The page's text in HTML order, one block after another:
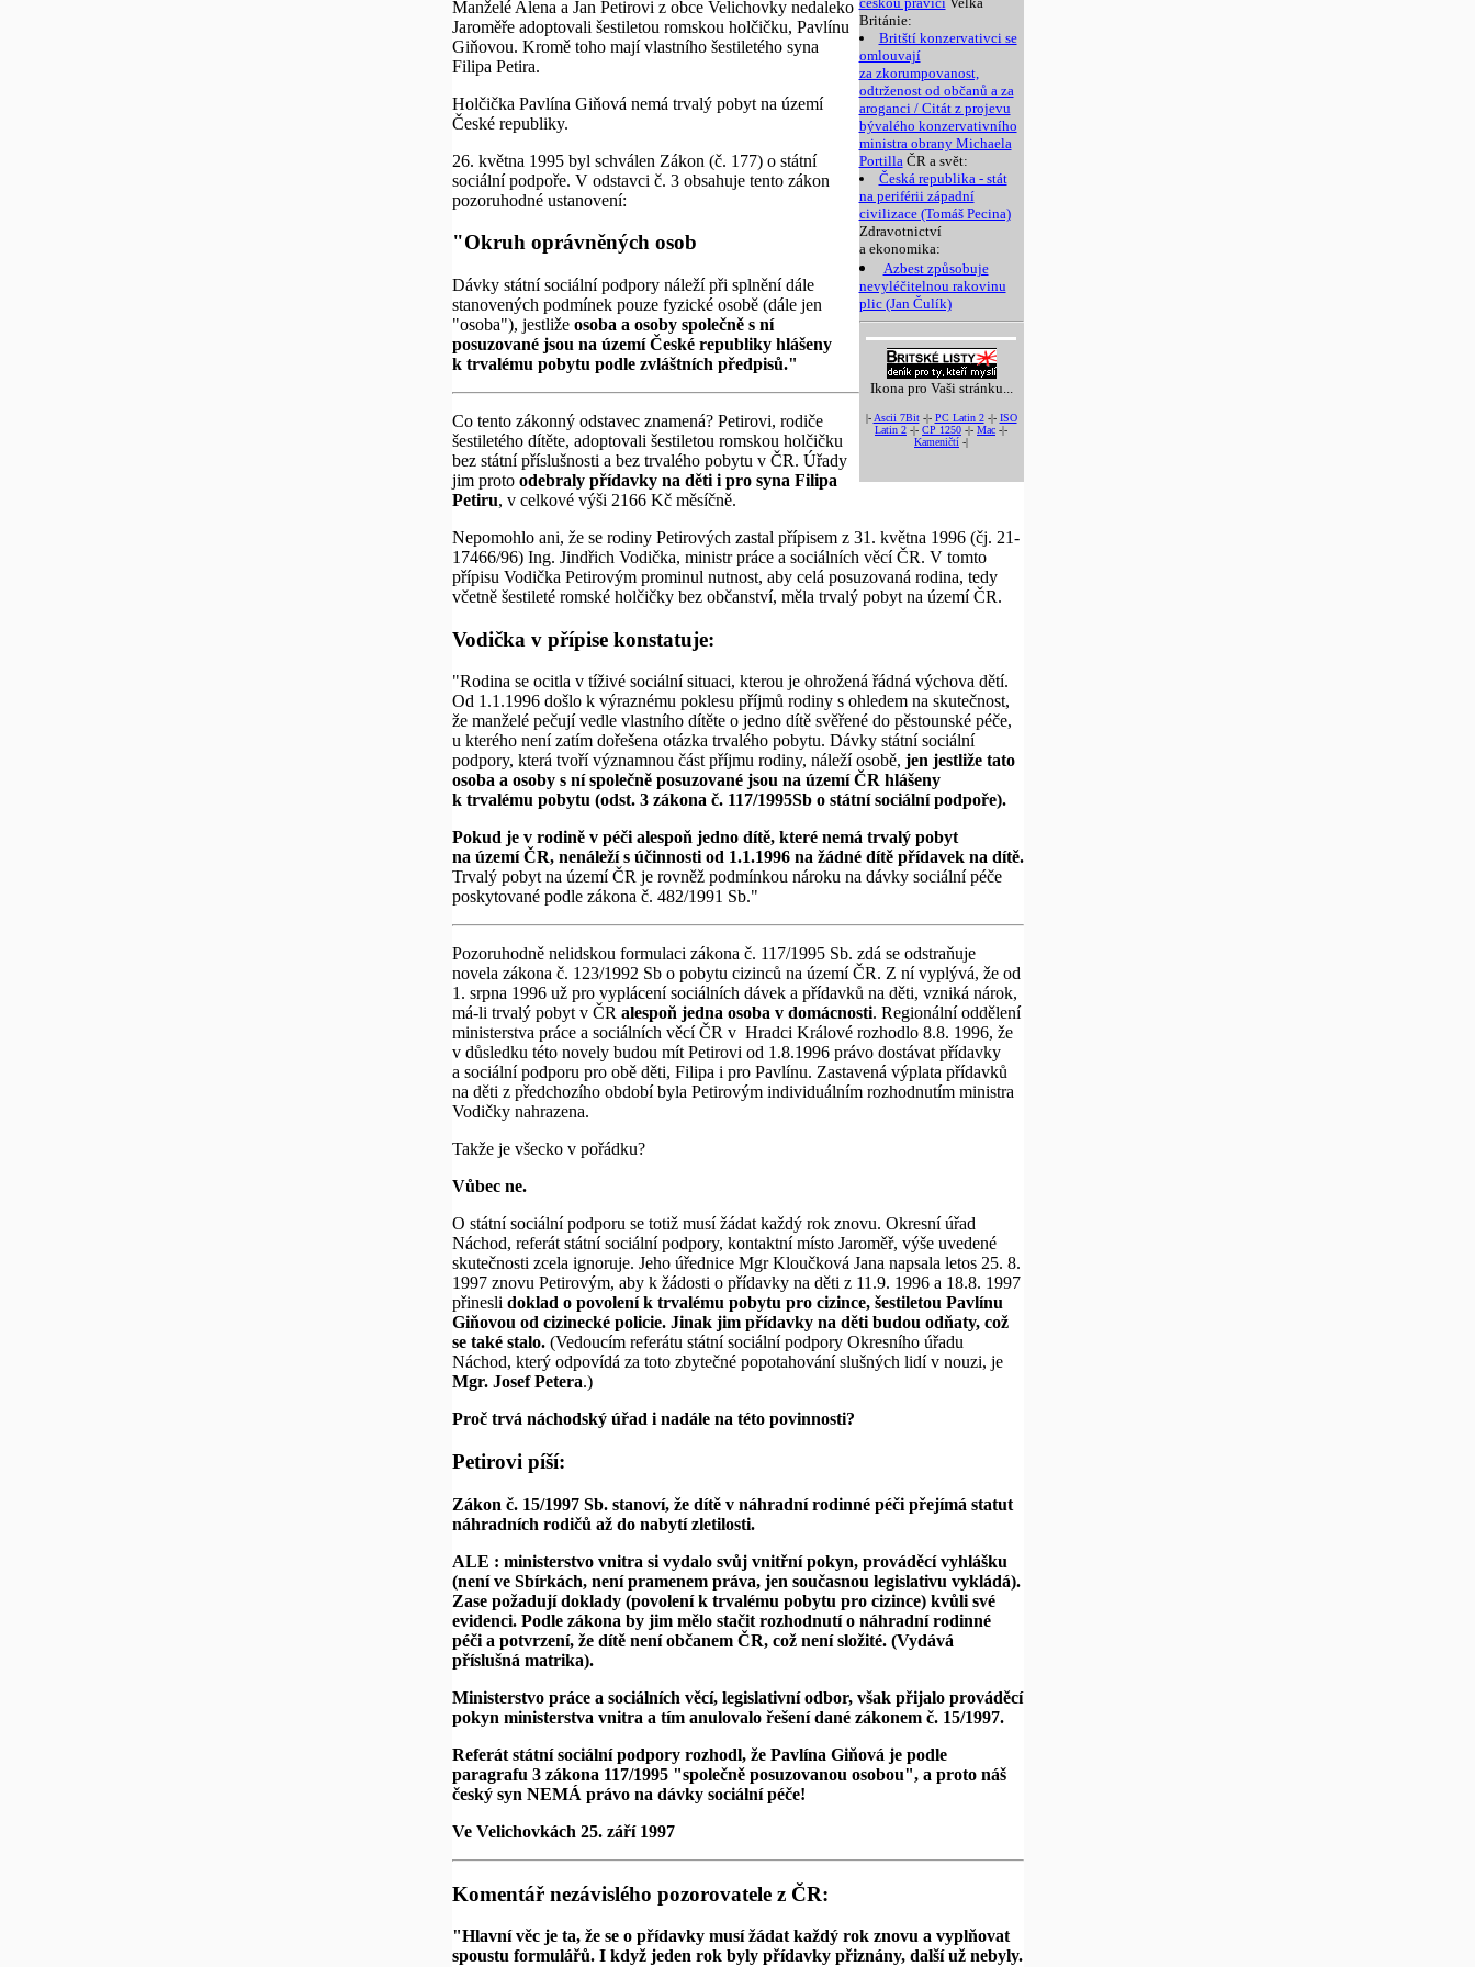
Británie:
Britští konzervativci se
omlouvají
za zkorumpovanost,
odtrženost od občanů a za
aroganci / Citát z projevu
bývalého konzervativního
ministra obrany Michaela
PortillaČR a svět:
Česká republika - stát
na periférii západní
civilizace (Tomáš Pecina)
Zdravotnictví
a ekonomika:
Azbest způsobuje
nevyléčitelnou rakovinu
plic (Jan Čulík)
Ikona pro Vaši stránku...
|- Ascii 7Bit-|- PC Latin 2-|- ISO
Latin 2 -|- CP 1250 -|- Mac -|-
Kameničtí -|
Manželé Alena a Jan Petirovi z obce Velichovky nedaleko
Jaroměře adoptovali šestiletou romskou holčičku, Pavlínu
Giňovou. Kromě toho mají vlastního šestiletého syna
Filipa Petira.
Holčička Pavlína Giňová nemá trvalý pobyt na území
České republiky.
26. května 1995 byl schválen Zákon (č. 177) o státní
sociální podpoře. V odstavci č. 3 obsahuje tento zákon
pozoruhodné ustanovení:
"Okruh oprávněných osob
Dávky státní sociální podpory náleží při splnění dále
stanovených podmínek pouze fyzické osobě (dále jen
"osoba"), jestliže osoba a osoby společně s ní
posuzované jsou na území České republiky hlášeny
k trvalému pobytu podle zvláštních předpisů."
Co tento zákonný odstavec znamená? Petirovi, rodiče
šestiletého dítěte, adoptovali šestiletou romskou holčičku
bez státní příslušnosti a bez trvalého pobytu v ČR. Úřady
jim proto odebraly přídavky na děti i pro syna Filipa
Petiru, v celkové výši 2166 Kč měsíčně.
Nepomohlo ani, že se rodiny Petirových zastal přípisem z 31. května 1996 (čj. 21-
17466/96) Ing. Jindřich Vodička, ministr práce a sociálních věcí ČR. V tomto
přípisu Vodička Petirovým prominul nutnost, aby celá posuzovaná rodina, tedy
včetně šestileté romské holčičky bez občanství, měla trvalý pobyt na území ČR.
Vodička v přípise konstatuje:
"Rodina se ocitla v tíživé sociální situaci, kterou je ohrožená řádná výchova dětí.
Od 1.1.1996 došlo k výraznému poklesu příjmů rodiny s ohledem na skutečnost,
že manželé pečují vedle vlastního dítěte o jedno dítě svěřené do pěstounské péče,
u kterého není zatím dořešena otázka trvalého pobytu. Dávky státní sociální
podpory, která tvoří významnou část příjmu rodiny, náleží osobě, jen jestliže tato
osoba a osoby s ní společně posuzované jsou na území ČR hlášeny
k trvalému pobytu (odst. 3 zákona č. 117/1995Sb o státní sociální podpoře).
Pokud je v rodině v péči alespoň jedno dítě, které nemá trvalý pobyt
na území ČR, nenáleží s účinnosti od 1.1.1996 na žádné dítě přídavek na dítě.
Trvalý pobyt na území ČR je rovněž podmínkou nároku na dávky sociální péče
poskytované podle zákona č. 482/1991 Sb."
Pozoruhodně nelidskou formulaci zákona č. 117/1995 Sb. zdá se odstraňuje
novela zákona č. 123/1992 Sb o pobytu cizinců na území ČR. Z ní vyplývá, že od
1. srpna 1996 už pro vyplácení sociálních dávek a přídavků na děti, vzniká nárok,
má-li trvalý pobyt v ČR alespoň jedna osoba v domácnosti. Regionální oddělení
ministerstva práce a sociálních věcí ČR v Hradci Králové rozhodlo 8.8. 1996, že
v důsledku této novely budou mít Petirovi od 1.8.1996 právo dostávat přídavky
a sociální podporu pro obě děti, Filipa i pro Pavlínu. Zastavená výplata přídavků
na děti z předchozího období byla Petirovým individuálním rozhodnutím ministra
Vodičky nahrazena.
Takže je všecko v pořádku?
Vůbec ne.
O státní sociální podporu se totiž musí žádat každý rok znovu. Okresní úřad
Náchod, referát státní sociální podpory, kontaktní místo Jaroměř, výše uvedené
skutečnosti zcela ignoruje. Jeho úřednice Mgr Kloučková Jana napsala letos 25. 8.
1997 znovu Petirovým, aby k žádosti o přídavky na děti z 11.9. 1996 a 18.8. 1997
přinesli doklad o povolení k trvalému pobytu pro cizince, šestiletou Pavlínu
Giňovou od cizinecké policie. Jinak jim přídavky na děti budou odňaty, což
se také stalo.(Vedoucím referátu státní sociální podpory Okresního úřadu
Náchod, který odpovídá za toto zbytečné popotahování slušných lidí v nouzi, je
Mgr. Josef Petera.)
Proč trvá náchodský úřad i nadále na této povinnosti?
Petirovi píší:
Zákon č. 15/1997 Sb. stanoví, že dítě v náhradní rodinné péči přejímá statut
náhradních rodičů až do nabytí zletilosti.
ALE : ministerstvo vnitra si vydalo svůj vnitřní pokyn, prováděcí vyhlášku
(není ve Sbírkách, není pramenem práva, jen současnou legislativu vykládá).
Zase požadují doklady (povolení k trvalému pobytu pro cizince) kvůli své
evidenci. Podle zákona by jim mělo stačit rozhodnutí o náhradní rodinné
péči a potvrzení, že dítě není občanem ČR, což není složité. (Vydává
příslušná matrika).
Ministerstvo práce a sociálních věcí, legislativní odbor, však přijalo prováděcí
pokyn ministerstva vnitra a tím anulovalo řešení dané zákonem č. 15/1997.
Referát státní sociální podpory rozhodl, že Pavlína Giňová je podle
paragrafu 3 zákona 117/1995 "společně posuzovanou osobou", a proto náš
český syn NEMÁ právo na dávky sociální péče!
Ve Velichovkách 25. září 1997
Komentář nezávislého pozorovatele z ČR:
"Hlavní věc je ta, že se o přídavky musí žádat každý rok znovu a vyplňovat
spoustu formulářů. I když jeden rok byly přídavky přiznány, další už nebyly.